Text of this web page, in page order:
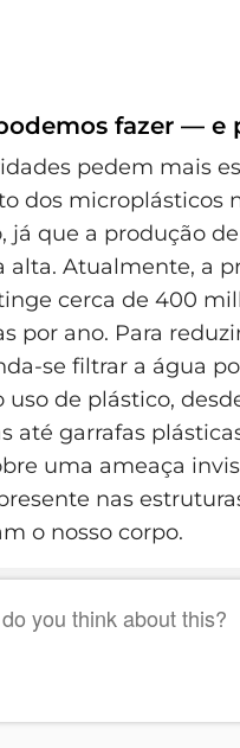
fazer — e
pedem mais
dos microplásticos
já que a produção
alta. Atualmente, a
cerca de 400
por ano. Para
se filtrar a água
uso de plástico,
até garrafas
uma ameaça
nas
o nosso corpo.